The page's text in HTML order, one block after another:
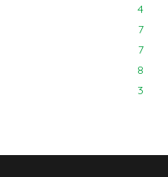
4
7
7
8
3